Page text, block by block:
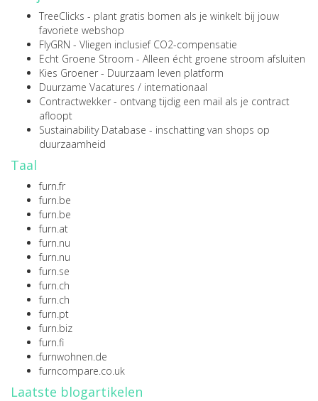
TreeClicks - plant gratis bomen als je winkelt bij jouw
favoriete webshop
FlyGRN - Vliegen inclusief CO2-compensatie
Echt Groene Stroom - Alleen écht groene stroom afsluiten
Kies Groener - Duurzaam leven platform
Duurzame Vacatures / internationaal
Contractwekker - ontvang tijdig een mail als je contract
afloopt
Sustainability Database - inschatting van shops op
duurzaamheid
Taal
furn.fr
furn.be
furn.be
furn.at
furn.nu
furn.nu
furn.se
furn.ch
furn.ch
furn.pt
furn.biz
furn.fi
furnwohnen.de
furncompare.co.uk
Laatste blogartikelen